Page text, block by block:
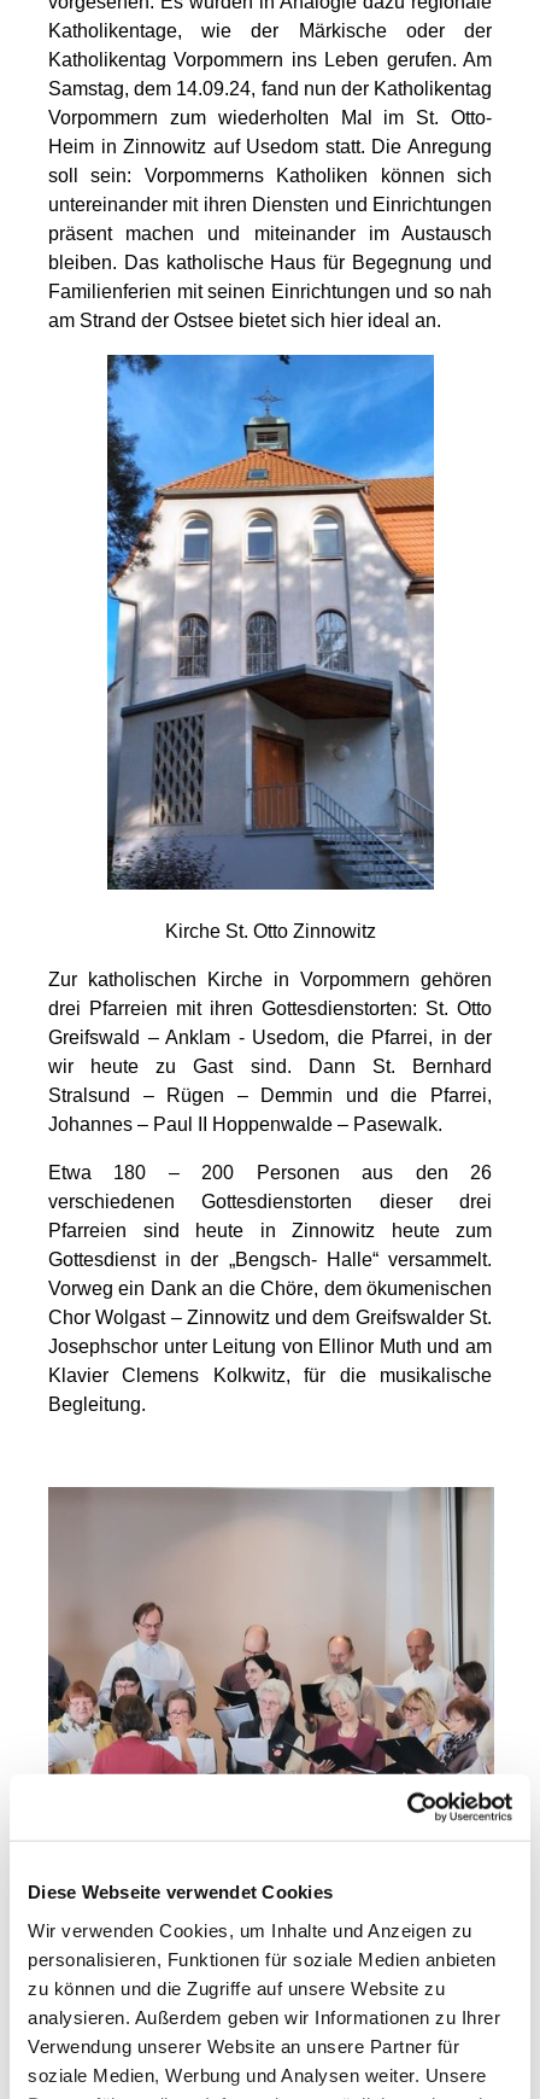
Diese Webseite verwendet Cookies
Wir verwenden Cookies, um Inhalte und Anzeigen zu
personalisieren, Funktionen für soziale Medien anbieten
zu können und die Zugriffe auf unsere Website zu
analysieren. Außerdem geben wir Informationen zu Ihrer
Verwendung unserer Website an unsere Partner für
soziale Medien, Werbung und Analysen weiter. Unsere
Katholikentage, wie der Märkische oder der
Katholikentag Vorpommern ins Leben gerufen. Am
Samstag, dem 14.09.24, fand nun der Katholikentag
Vorpommern zum wiederholten Mal im St. Otto-
Heim in Zinnowitz auf Usedom statt. Die Anregung
soll sein: Vorpommerns Katholiken können sich
untereinander mit ihren Diensten und Einrichtungen
präsent machen und miteinander im Austausch
bleiben. Das katholische Haus für Begegnung und
Familienferien mit seinen Einrichtungen und so nah
am Strand der Ostsee bietet sich hier ideal an.
Kirche St. Otto Zinnowitz
Zur katholischen Kirche in Vorpommern gehören
drei Pfarreien mit ihren Gottesdienstorten: St. Otto
Greifswald – Anklam - Usedom, die Pfarrei, in der
wir heute zu Gast sind. Dann St. Bernhard
Stralsund – Rügen – Demmin und die Pfarrei,
Johannes – Paul II Hoppenwalde – Pasewalk.
Etwa 180 – 200 Personen aus den 26
verschiedenen Gottesdienstorten dieser drei
Pfarreien sind heute in Zinnowitz heute zum
Gottesdienst in der „Bengsch- Halle“ versammelt.
Vorweg ein Dank an die Chöre, dem ökumenischen
Chor Wolgast – Zinnowitz und dem Greifswalder St.
Josephschor unter Leitung von Ellinor Muth und am
Klavier Clemens Kolkwitz, für die musikalische
Begleitung.
den Gast und Hauptzelebranten Domkapitular
Martin Kalinowski aus Berlin.